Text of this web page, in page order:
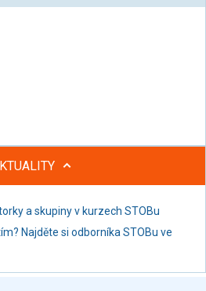
a skupiny v kurzech STOBu
Najděte si odborníka STOBu ve